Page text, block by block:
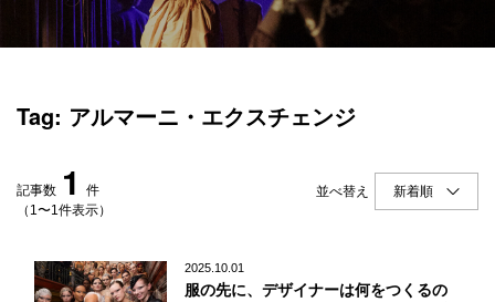
ブランド一覧
インタビュー
ニュース＆イベント
データ
コラボ募集一覧
SERVICE
初めての方へ
ログイン
Tag: アルマーニ・エクスチェンジ
記事数 1
件
（1〜1件表示）
並べ替え
2025.10.01
服の先に、デザイナーは何をつくるの